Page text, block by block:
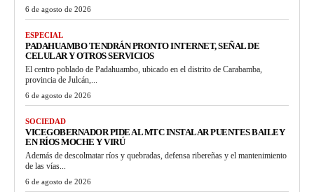
6 de agosto de 2026
ESPECIAL
PADAHUAMBO TENDRÁN PRONTO INTERNET, SEÑAL DE
CELULAR Y OTROS SERVICIOS
El centro poblado de Padahuambo, ubicado en el distrito de Carabamba,
provincia de Julcán,...
6 de agosto de 2026
SOCIEDAD
VICEGOBERNADOR PIDE AL MTC INSTALAR PUENTES BAILEY
EN RÍOS MOCHE Y VIRÚ
Además de descolmatar ríos y quebradas, defensa ribereñas y el mantenimiento
de las vías...
6 de agosto de 2026